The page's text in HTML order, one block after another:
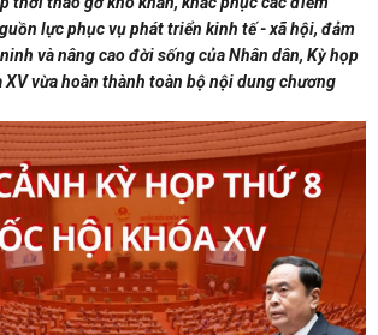
lực phục vụ phát triển kinh tế - xã hội, đảm
và nâng cao đời sống của Nhân dân, Kỳ họp
XV vừa hoàn thành toàn bộ nội dung chương